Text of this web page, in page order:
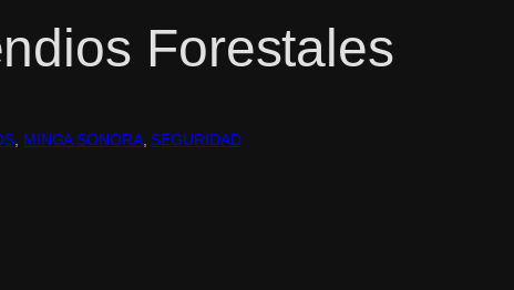
Forestales
, MINGA SONORA, SEGURIDAD